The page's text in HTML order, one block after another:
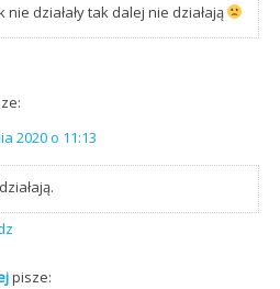
działały tak dalej nie działają
2020 o 11:13
pisze: